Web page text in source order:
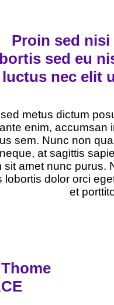
Proin sed
sed eu
luctus nec elit
metus dictum
enim, accumsan
sem. Nunc non
at sagittis
sit amet nunc purus.
lobortis dolor orci
et